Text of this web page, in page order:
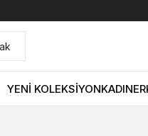
YENİ KOLEKSİYONKADIN
Günlük Mocassini Erkek